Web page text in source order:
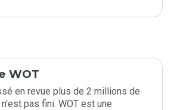
WOT
en revue plus de 2 millions de
pas fini. WOT est une